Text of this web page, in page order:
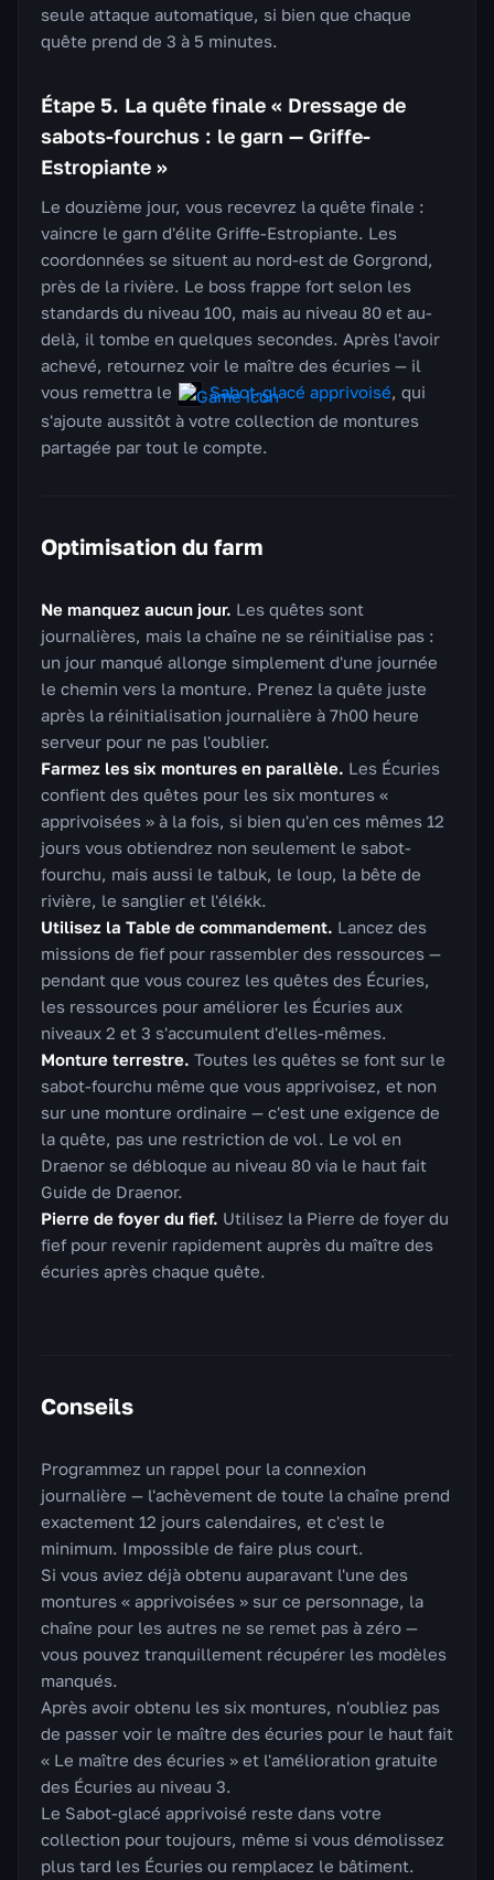
seule attaque automatique, si bien que chaque
quête prend de 3 à 5 minutes.
Étape 5. La quête finale « Dressage de
sabots-fourchus : le garn — Griffe-
Estropiante »
Le douzième jour, vous recevrez la quête finale :
vaincre le garn d'élite Griffe-Estropiante. Les
coordonnées se situent au nord-est de Gorgrond,
près de la rivière. Le boss frappe fort selon les
standards du niveau 100, mais au niveau 80 et au-
delà, il tombe en quelques secondes. Après l'avoir
achevé, retournez voir le maître des écuries — il
vous remettra le
Sabot-glacé apprivoisé, qui
s'ajoute aussitôt à votre collection de montures
partagée par tout le compte.
Optimisation du farm
Ne manquez aucun jour. Les quêtes sont
journalières, mais la chaîne ne se réinitialise pas :
un jour manqué allonge simplement d'une journée
le chemin vers la monture. Prenez la quête juste
après la réinitialisation journalière à 7h00 heure
serveur pour ne pas l'oublier.
Farmez les six montures en parallèle. Les Écuries
confient des quêtes pour les six montures «
apprivoisées » à la fois, si bien qu'en ces mêmes 12
jours vous obtiendrez non seulement le sabot-
fourchu, mais aussi le talbuk, le loup, la bête de
rivière, le sanglier et l'élékk.
Utilisez la Table de commandement. Lancez des
missions de fief pour rassembler des ressources —
pendant que vous courez les quêtes des Écuries,
les ressources pour améliorer les Écuries aux
niveaux 2 et 3 s'accumulent d'elles-mêmes.
Monture terrestre. Toutes les quêtes se font sur le
sabot-fourchu même que vous apprivoisez, et non
sur une monture ordinaire — c'est une exigence de
la quête, pas une restriction de vol. Le vol en
Draenor se débloque au niveau 80 via le haut fait
Guide de Draenor.
Pierre de foyer du fief. Utilisez la Pierre de foyer du
fief pour revenir rapidement auprès du maître des
écuries après chaque quête.
Conseils
Programmez un rappel pour la connexion
journalière — l'achèvement de toute la chaîne prend
exactement 12 jours calendaires, et c'est le
minimum. Impossible de faire plus court.
Si vous aviez déjà obtenu auparavant l'une des
montures « apprivoisées » sur ce personnage, la
chaîne pour les autres ne se remet pas à zéro —
vous pouvez tranquillement récupérer les modèles
manqués.
Après avoir obtenu les six montures, n'oubliez pas
de passer voir le maître des écuries pour le haut fait
« Le maître des écuries » et l'amélioration gratuite
des Écuries au niveau 3.
Le Sabot-glacé apprivoisé reste dans votre
collection pour toujours, même si vous démolissez
plus tard les Écuries ou remplacez le bâtiment.